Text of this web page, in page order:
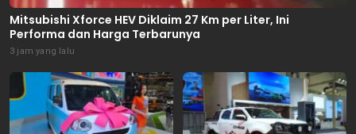
Mitsubishi Xforce HEV Diklaim 27 Km per Liter, Ini
Performa dan Harga Terbarunya
3 jam yang lalu